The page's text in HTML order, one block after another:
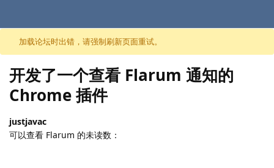
跳至内容
加载论坛时出错，请强制刷新页面重试。
开发了一个查看 Flarum 通知的
Chrome 插件
justjavac
可以查看 Flarum 的未读数：